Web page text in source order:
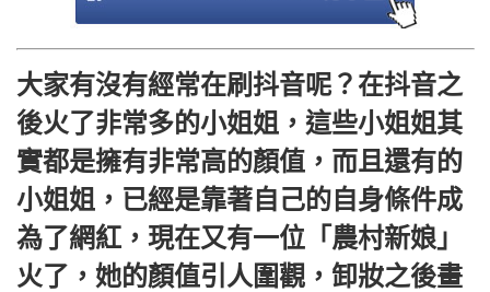
大家有沒有經常在刷抖音呢？在抖音之
後火了非常多的小姐姐，這些小姐姐其
實都是擁有非常高的顏值，而且還有的
小姐姐，已經是靠著自己的自身條件成
為了網紅，現在又有一位「農村新娘」
火了，她的顏值引人圍觀，卸妝之後畫